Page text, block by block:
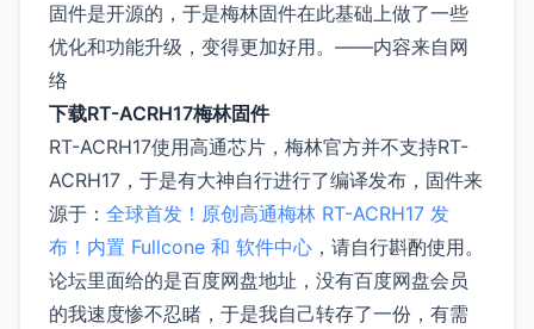
固件是开源的，于是梅林固件在此基础上做了一些
优化和功能升级，变得更加好用。——内容来自网
络
下载RT-ACRH17梅林固件
RT-ACRH17使用高通芯片，梅林官方并不支持RT-
ACRH17，于是有大神自行进行了编译发布，固件来
源于： 全球首发！原创高通梅林 RT-ACRH17 发
布！内置 Fullcone 和 软件中心 ，请自行斟酌使用。
论坛里面给的是百度网盘地址，没有百度网盘会员
的我速度惨不忍睹，于是我自己转存了一份，有需